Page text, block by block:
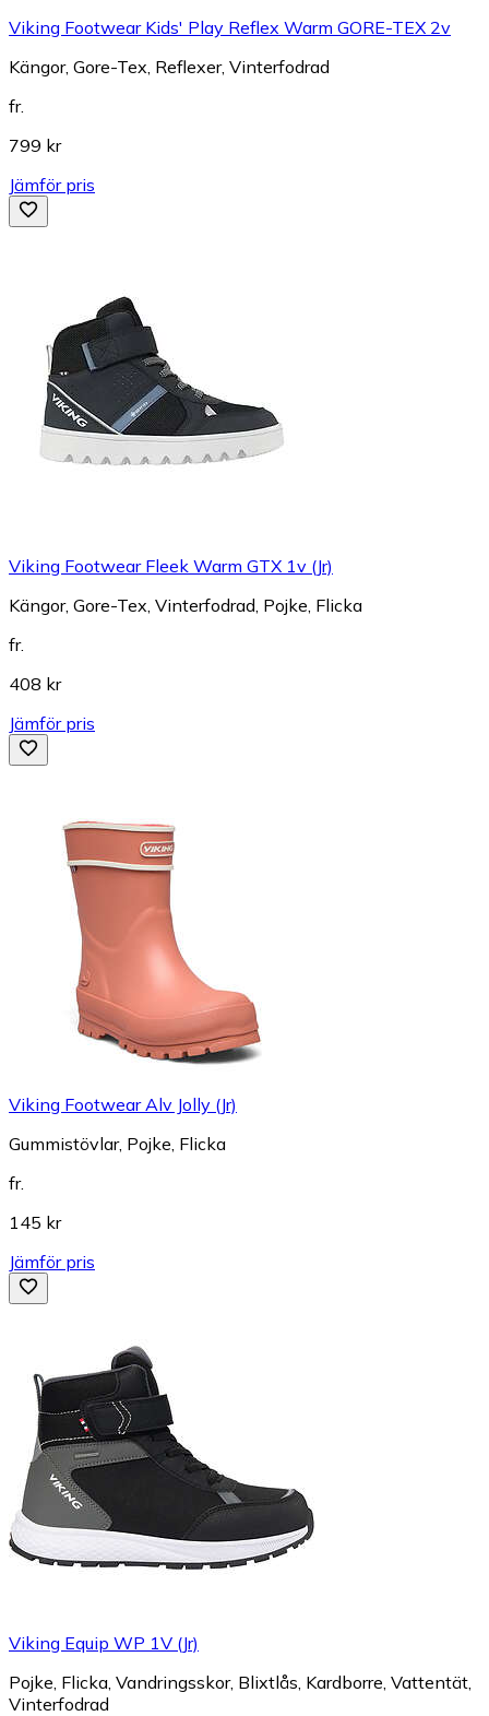
Viking Footwear Kids' Play Reflex Warm GORE-TEX 2v
Kängor, Gore-Tex, Reflexer, Vinterfodrad
fr.
799 kr
Jämför pris
Viking Footwear Fleek Warm GTX 1v (Jr)
Kängor, Gore-Tex, Vinterfodrad, Pojke, Flicka
fr.
408 kr
Jämför pris
Viking Footwear Alv Jolly (Jr)
Gummistövlar, Pojke, Flicka
fr.
145 kr
Jämför pris
Viking Equip WP 1V (Jr)
Pojke, Flicka, Vandringsskor, Blixtlås, Kardborre, Vattentät,
Vinterfodrad